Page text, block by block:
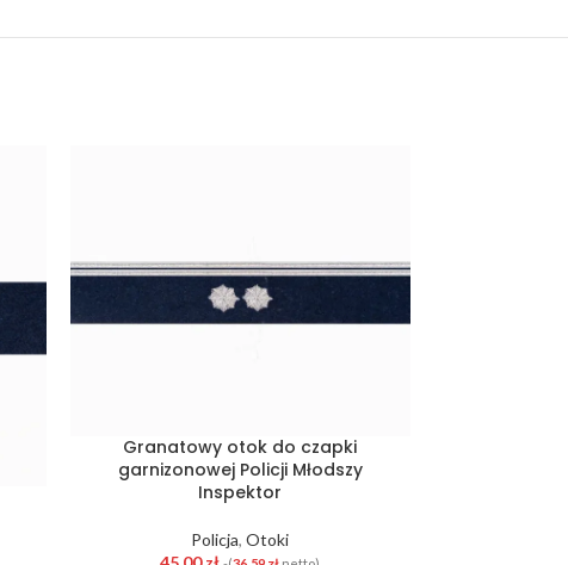
Granatowy otok do czapki
garnizonowej Policji Młodszy
Inspektor
Policja,Otoki